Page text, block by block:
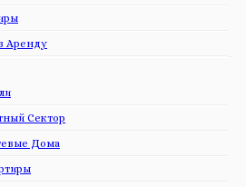
Аренду
Сектор
Дома